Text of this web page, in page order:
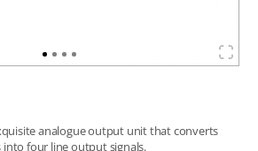
analogue output unit that converts
four line output signals.